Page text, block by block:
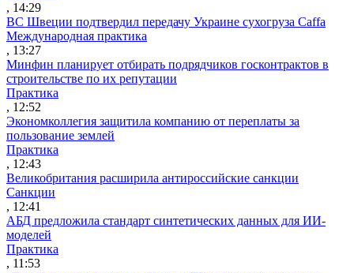
, 14:29
ВС Швеции подтвердил передачу Украине сухогруза Caffa
Международная практика
, 13:27
Минфин планирует отбирать подрядчиков госконтрактов в
строительстве по их репутации
Практика
, 12:52
Экономколлегия защитила компанию от переплаты за
пользование землей
Практика
, 12:43
Великобритания расширила антироссийские санкции
Санкции
, 12:41
АБД предложила стандарт синтетических данных для ИИ-
моделей
Практика
, 11:53